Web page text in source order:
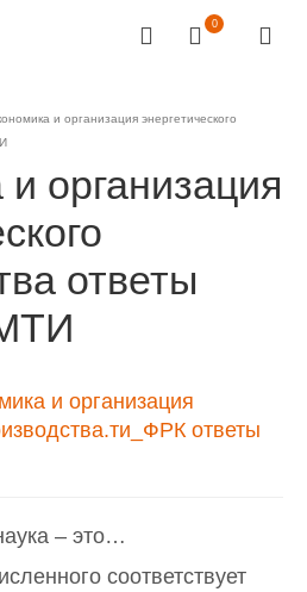
0
и организация энергетического
организация
ответы
и организация
ответы
– это…
соответствует